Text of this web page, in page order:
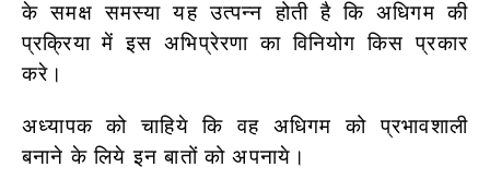
के समक्ष समस्या यह उत्पन्न होती है कि अधिगम की
प्रक्रिया में इस अभिप्रेरणा का विनियोग किस प्रकार
करे।
अध्यापक को चाहिये कि वह अधिगम को प्रभावशाली
बनाने के लिये इन बातों को अपनाये।